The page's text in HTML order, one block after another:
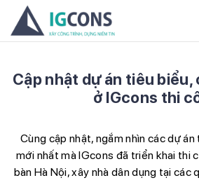
Cập nhật dự án tiêu
ở IGcons thi
Cùng cập nhật, ngắm nhìn các dự
mới nhất mà IGcons đã triển khai thi
bàn Hà Nội, xây nhà dân dụng tại các